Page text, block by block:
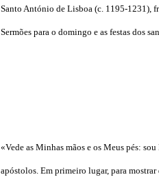
Santo António de Lisboa (c. 1195-1231),
Sermões para o domingo e as festas dos
«Vede as Minhas mãos e os Meus pés:
apóstolos. Em primeiro lugar, para